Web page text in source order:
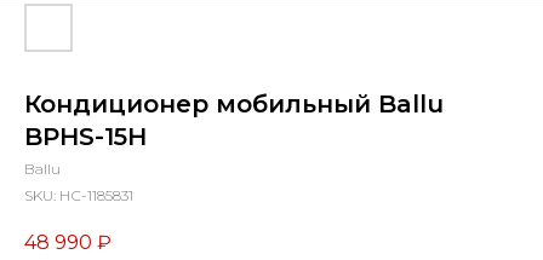
Кондиционер мобильный Ballu
BPHS-15H
Ballu
SKU: НС-1185831
48 990 ₽